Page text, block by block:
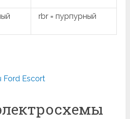
rbr = пурпурный
Ford Escort